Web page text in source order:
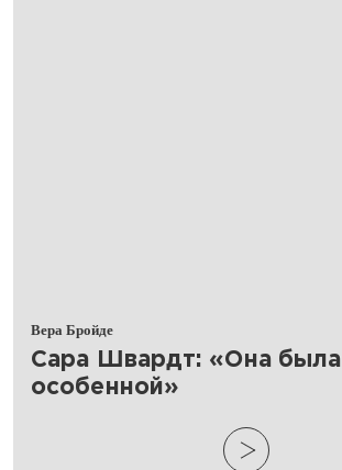
Вера Бройде
​Сара Швардт: «Она была
особенной»